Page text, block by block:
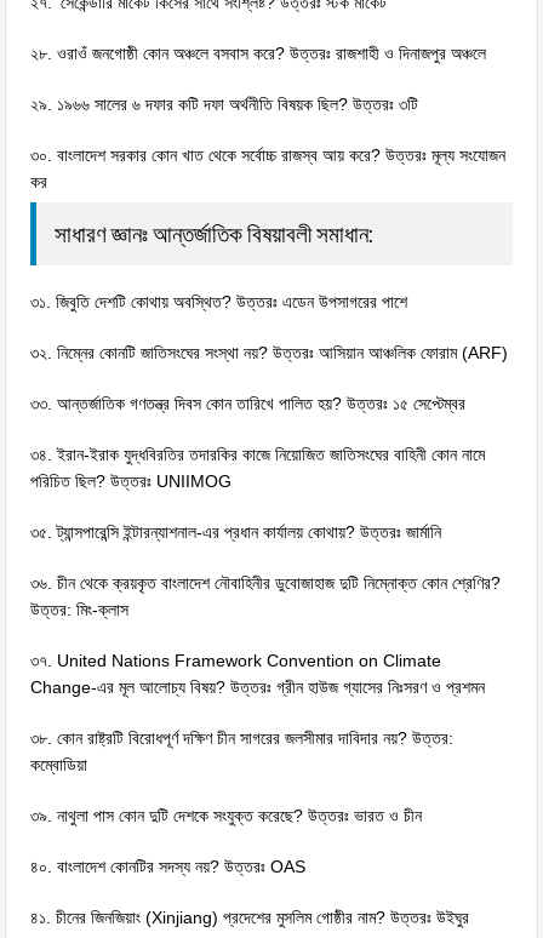
২৮. ওরাওঁ জনগােষ্ঠী কোন অঞ্চলে বসবাস করে? উত্তরঃ রাজশাহী ও দিনাজপুর অঞ্চলে
২৯. ১৯৬৬ সালের ৬ দফার কটি দফা অর্থনীতি বিষয়ক ছিল? উত্তরঃ ৩টি
৩০. বাংলাদেশ সরকার কোন খাত থেকে সর্বোচ্চ রাজস্ব আয় করে? উত্তরঃ মূল্য সংযোজন
কর
সাধারণ জ্ঞানঃ আন্তর্জাতিক বিষয়াবলী সমাধান:
৩১. জিবুতি দেশটি কোথায় অবস্থিত? উত্তরঃ এডেন উপসাগরের পাশে
৩২. নিম্নের কোনটি জাতিসংঘের সংস্থা নয়? উত্তরঃ আসিয়ান আঞ্চলিক ফোরাম (ARF)
৩৩. আন্তর্জাতিক গণতন্ত্র দিবস কোন তারিখে পালিত হয়? উত্তরঃ ১৫ সেপ্টেম্বর
৩৪. ইরান-ইরাক যুদ্ধবিরতির তদারকির কাজে নিয়ােজিত জাতিসংঘের বাহিনী কোন নামে
পরিচিত ছিল? উত্তরঃ UNIIMOG
৩৫. ট্যান্সপারেন্সি ইন্টারন্যাশনাল-এর প্রধান কার্যালয় কোথায়? উত্তরঃ জার্মানি
৩৬. চীন থেকে ক্রয়কৃত বাংলাদেশ নৌবাহিনীর ডুবােজাহাজ দুটি নিম্নোক্ত কোন শ্রেণির?
উত্তর: মিং-ক্লাস
৩৭. United Nations Framework Convention on Climate
Change-এর মূল আলােচ্য বিষয়? উত্তরঃ গ্রীন হাউজ গ্যাসের নিঃসরণ ও প্রশমন
৩৮. কোন রাষ্ট্রটি বিরােধপূর্ণ দক্ষিণ চীন সাগরের জলসীমার দাবিদার নয়? উত্তর:
কম্বোডিয়া
৩৯. নাথুলা পাস কোন দুটি দেশকে সংযুক্ত করেছে? উত্তরঃ ভারত ও চীন
৪০. বাংলাদেশ কোনটির সদস্য নয়? উত্তরঃ OAS
৪১. চীনের জিনজিয়াং (Xinjiang) প্রদেশের মুসলিম গােষ্ঠীর নাম? উত্তরঃ উইঘুর